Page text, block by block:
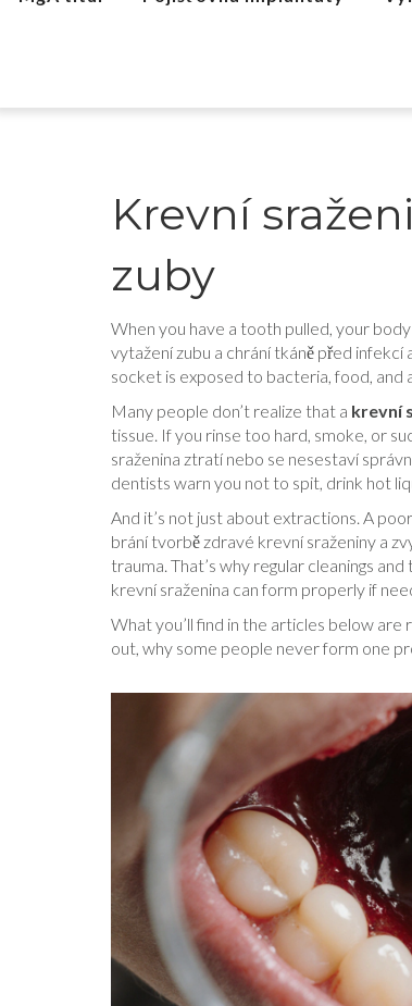
Krevní
zuby
When you have a tooth pulled, your
vytažení zubu a chrání tkáně před infekcí
socket is exposed to bacteria, food, and
Many people don’t realize that a krevní
tissue. If you rinse too hard, smoke, or
sraženina ztratí nebo se nesestaví
dentists warn you not to spit, drink hot
And it’s not just about extractions. A
brání tvorbě zdravé krevní sraženiny a
trauma. That’s why regular cleanings
krevní sraženina can form properly if
What you’ll find in the articles below
out, why some people never form one